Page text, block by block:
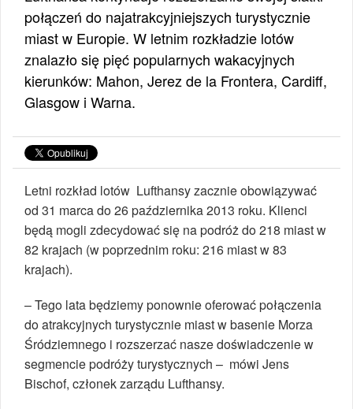
połączeń do najatrakcyjniejszych turystycznie
miast w Europie. W letnim rozkładzie lotów
znalazło się pięć popularnych wakacyjnych
kierunków: Mahon, Jerez de la Frontera, Cardiff,
Glasgow i Warna.
Letni rozkład lotów Lufthansy zacznie obowiązywać
od 31 marca do 26 października 2013 roku. Klienci
będą mogli zdecydować się na podróż do 218 miast w
82 krajach (w poprzednim roku: 216 miast w 83
krajach).
– Tego lata będziemy ponownie oferować połączenia
do atrakcyjnych turystycznie miast w basenie Morza
Śródziemnego i rozszerzać nasze doświadczenie w
segmencie podróży turystycznych – mówi Jens
Bischof, członek zarządu Lufthansy.